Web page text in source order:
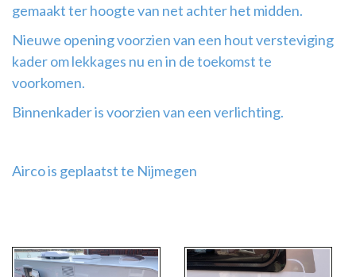
gemaakt ter hoogte van net achter het midden.
Nieuwe opening voorzien van een hout versteviging
kader om lekkages nu en in de toekomst te
voorkomen.
Binnenkader is voorzien van een verlichting.
Airco is geplaatst te Nijmegen